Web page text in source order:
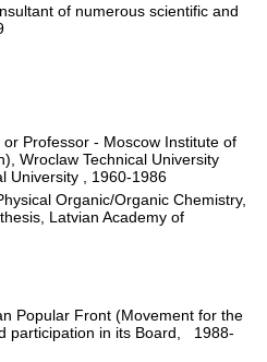
of numerous scientific and
Professor - Moscow Institute of
Wroclaw Technical University
University , 1960-1986
Organic/Organic Chemistry,
Latvian Academy of
Popular Front (Movement for the
participation in its Board, 1988-